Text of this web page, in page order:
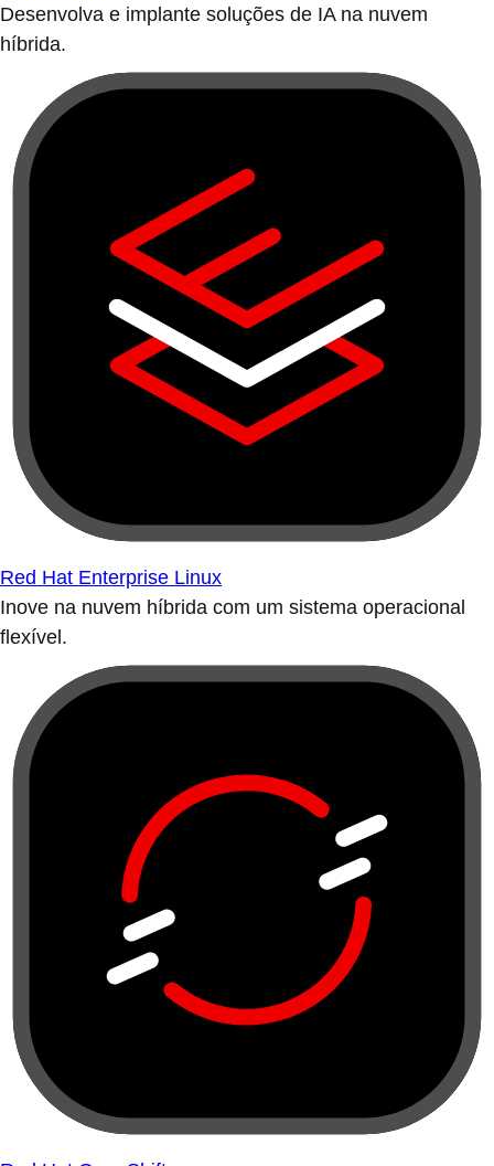
Desenvolva e implante soluções de IA na nuvem
híbrida.
Red Hat Enterprise Linux
Inove na nuvem híbrida com um sistema operacional
flexível.